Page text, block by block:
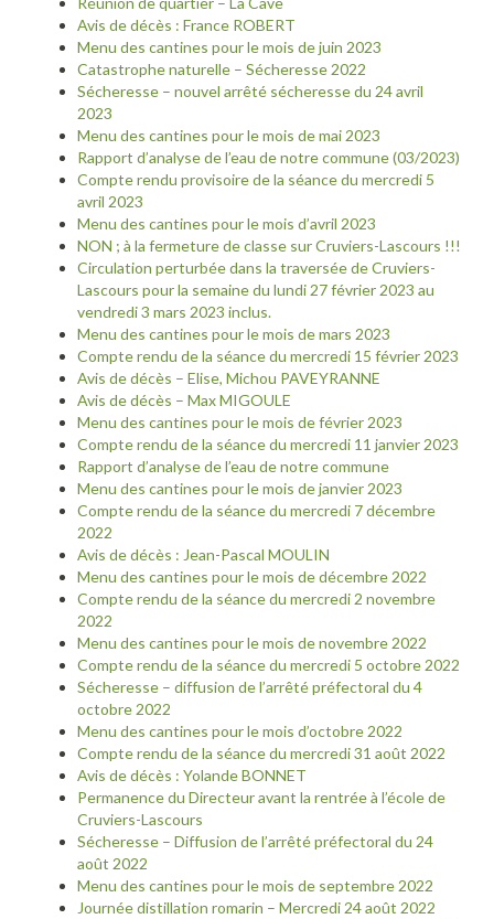
Avis de décès : France ROBERT
Menu des cantines pour le mois de juin 2023
Catastrophe naturelle – Sécheresse 2022
Sécheresse – nouvel arrêté sécheresse du 24 avril
2023
Menu des cantines pour le mois de mai 2023
Rapport d’analyse de l’eau de notre commune (03/2023)
Compte rendu provisoire de la séance du mercredi 5
avril 2023
Menu des cantines pour le mois d’avril 2023
NON ; à la fermeture de classe sur Cruviers-Lascours !!!
Circulation perturbée dans la traversée de Cruviers-
Lascours pour la semaine du lundi 27 février 2023 au
vendredi 3 mars 2023 inclus.
Menu des cantines pour le mois de mars 2023
Compte rendu de la séance du mercredi 15 février 2023
Avis de décès – Elise, Michou PAVEYRANNE
Avis de décès – Max MIGOULE
Menu des cantines pour le mois de février 2023
Compte rendu de la séance du mercredi 11 janvier 2023
Rapport d’analyse de l’eau de notre commune
Menu des cantines pour le mois de janvier 2023
Compte rendu de la séance du mercredi 7 décembre
2022
Avis de décès : Jean-Pascal MOULIN
Menu des cantines pour le mois de décembre 2022
Compte rendu de la séance du mercredi 2 novembre
2022
Menu des cantines pour le mois de novembre 2022
Compte rendu de la séance du mercredi 5 octobre 2022
Sécheresse – diffusion de l’arrêté préfectoral du 4
octobre 2022
Menu des cantines pour le mois d’octobre 2022
Compte rendu de la séance du mercredi 31 août 2022
Avis de décès : Yolande BONNET
Permanence du Directeur avant la rentrée à l’école de
Cruviers-Lascours
Sécheresse – Diffusion de l’arrêté préfectoral du 24
août 2022
Menu des cantines pour le mois de septembre 2022
Journée distillation romarin – Mercredi 24 août 2022